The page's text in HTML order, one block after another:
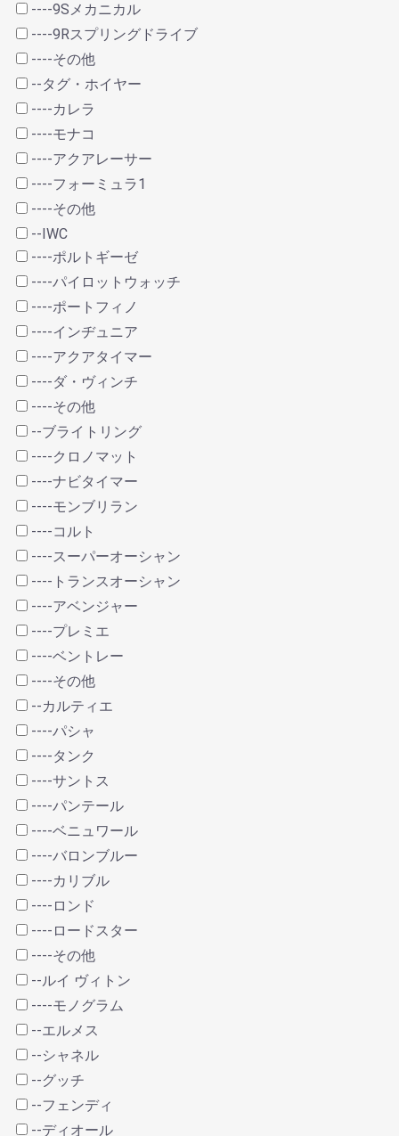
----9Sメカニカル
----9Rスプリングドライブ
----その他
--タグ・ホイヤー
----カレラ
----モナコ
----アクアレーサー
----フォーミュラ1
----その他
--IWC
----ポルトギーゼ
----パイロットウォッチ
----ポートフィノ
----インヂュニア
----アクアタイマー
----ダ・ヴィンチ
----その他
--ブライトリング
----クロノマット
----ナビタイマー
----モンブリラン
----コルト
----スーパーオーシャン
----トランスオーシャン
----アベンジャー
----プレミエ
----ベントレー
----その他
--カルティエ
----パシャ
----タンク
----サントス
----パンテール
----ベニュワール
----バロンブルー
----カリブル
----ロンド
----ロードスター
----その他
--ルイ ヴィトン
----モノグラム
--エルメス
--シャネル
--グッチ
--フェンディ
--ディオール